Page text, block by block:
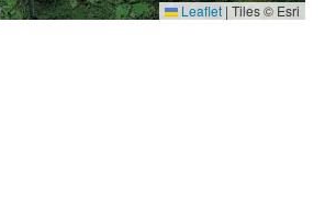
Leaflet | Tiles © Esri